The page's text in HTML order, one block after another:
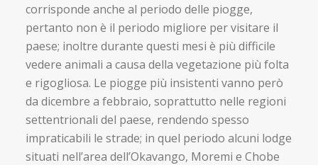
corrisponde anche al periodo delle piogge,
pertanto non è il periodo migliore per visitare il
paese; inoltre durante questi mesi è più difficile
vedere animali a causa della vegetazione più folta
e rigogliosa. Le piogge più insistenti vanno però
da dicembre a febbraio, soprattutto nelle regioni
settentrionali del paese, rendendo spesso
impraticabili le strade; in quel periodo alcuni lodge
situati nell’area dell’Okavango, Moremi e Chobe